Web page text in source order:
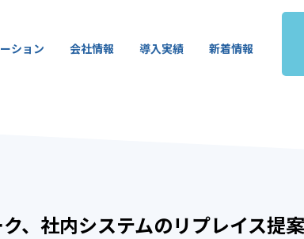
ション 会社情報 導入実績 新着情報
、社内システムのリプレイス提案